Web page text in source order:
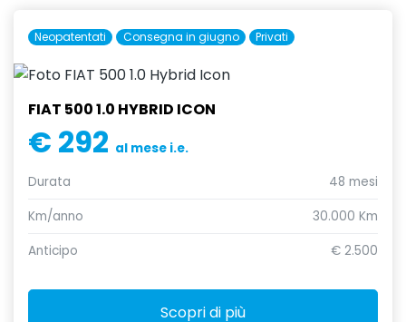
Neopatentati Consegna in giugno Privati
FIAT 500 1.0 HYBRID ICON
€ 292 al mese i.e.
Durata
48 mesi
Km/anno
30.000 Km
Anticipo
€ 2.500
Scopri di più